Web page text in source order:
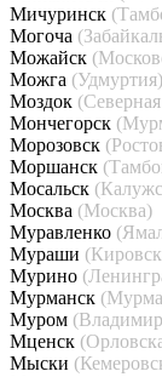
Мичуринск
Могоча
Можайск
Можга (Удмуртия)
Моздок
Мончегорск
Морозовск
Моршанск
Мосальск
Москва (Москва)
Муравленко
Мураши
Мурино
Мурманск
Муром
Мценск
Мыски